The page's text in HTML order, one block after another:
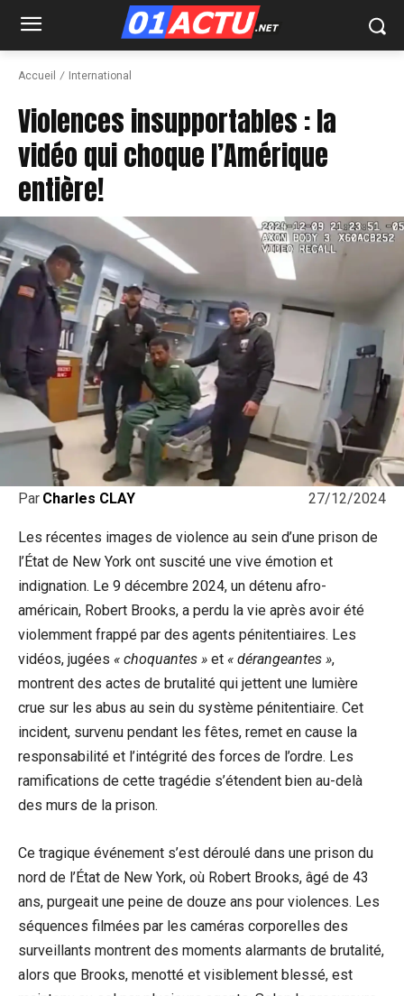
Accueil International
Violences insupportables : la
vidéo qui choque l’Amérique
entière!
27/12/2024
Par Charles CLAY
Les récentes images de violence au sein d’une prison de
l’État de New York ont suscité une vive émotion et
indignation. Le 9 décembre 2024, un détenu afro-
américain, Robert Brooks, a perdu la vie après avoir été
violemment frappé par des agents pénitentiaires. Les
vidéos, jugées « choquantes » et « dérangeantes »,
montrent des actes de brutalité qui jettent une lumière
crue sur les abus au sein du système pénitentiaire. Cet
incident, survenu pendant les fêtes, remet en cause la
responsabilité et l’intégrité des forces de l’ordre. Les
ramifications de cette tragédie s’étendent bien au-delà
des murs de la prison.
Ce tragique événement s’est déroulé dans une prison du
nord de l’État de New York, où Robert Brooks, âgé de 43
ans, purgeait une peine de douze ans pour violences. Les
séquences filmées par les caméras corporelles des
surveillants montrent des moments alarmants de brutalité,
alors que Brooks, menotté et visiblement blessé, est